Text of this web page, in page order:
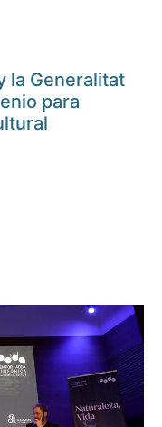
la Generalitat
para